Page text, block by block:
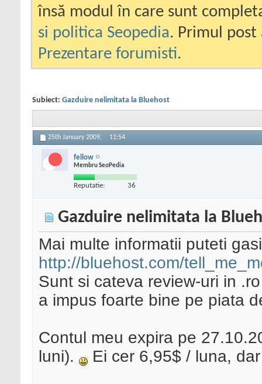
însă modul în care sunt
si politica Seopedia. Primul
Prezentare forumisti.
Subiect: Gazduire nelimitata la Bluehost
25th January 2009, 11:54
fellow
Membru SeoPedia
Reputatie: 36
Gazduire nelimitata la
Mai multe informatii puteti
http://bluehost.com/
Sunt si cateva review-uri in
a impus foarte bine pe piata
Contul meu expira pe
luni).
Ei cer 6,95$ / luna,